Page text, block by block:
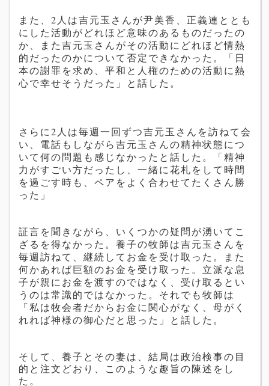
また、2人は吉元玉 さんが尹美香、正義連ととも
にした活動がどれほど意味のあるものだったの
か、また吉元玉 さんがその活動にどれほど情熱
的だったのかについて否定できなかった。「日
本の謝罪を求め、平和と人権のための活動に熱
心で幸せそうだった」と話した。
さらに2人は毎週一回ずつ吉元玉 さんを訪ねて会
い、電話もしながら吉元玉 さんの精神状態につ
いて何の問題も感じなかったと話した。「精神
力がすごい方だったし、一緒に花札をして時間
を過ごす時も、ペアをよく合わせてたくさん勝
った」
証言を聞きながら、いくつかの疑問が湧いてこ
ざるを得なかった。養子の牧師は吉元玉 さんを
毎週訪ねて、継続してお金を受け取った。また
何かあれば巨額のお金を受け取った。立派な息
子が親にお金を渡すのではなく、受け取るとい
うのは常識的ではなかった。それでも牧師は
「私は牧会者だからお金に関心がなく、母がく
れれば神様の御心だと思った」と話した。
そして、養子とその妻は、結局は政治検事の目
的と注文どおり、このような趣旨の陳述をし
た。